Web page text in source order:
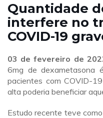
Quantidade
interfere no
COVID-19
03 de fevereiro de
6mg de dexametasona
pacientes com COVID-
alta poderia beneficiar
Estudo recente teve